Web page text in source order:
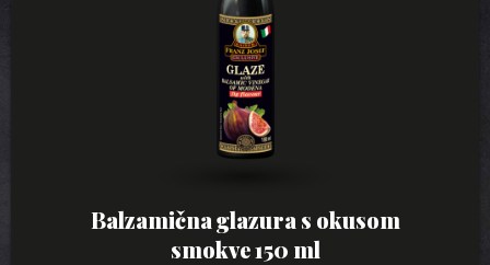
Balzamična glazura s okusom
smokve 150 ml